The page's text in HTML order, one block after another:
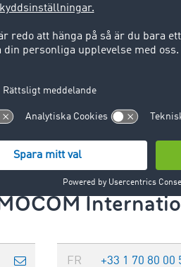
Skicka
FR +33 1 70 80 00